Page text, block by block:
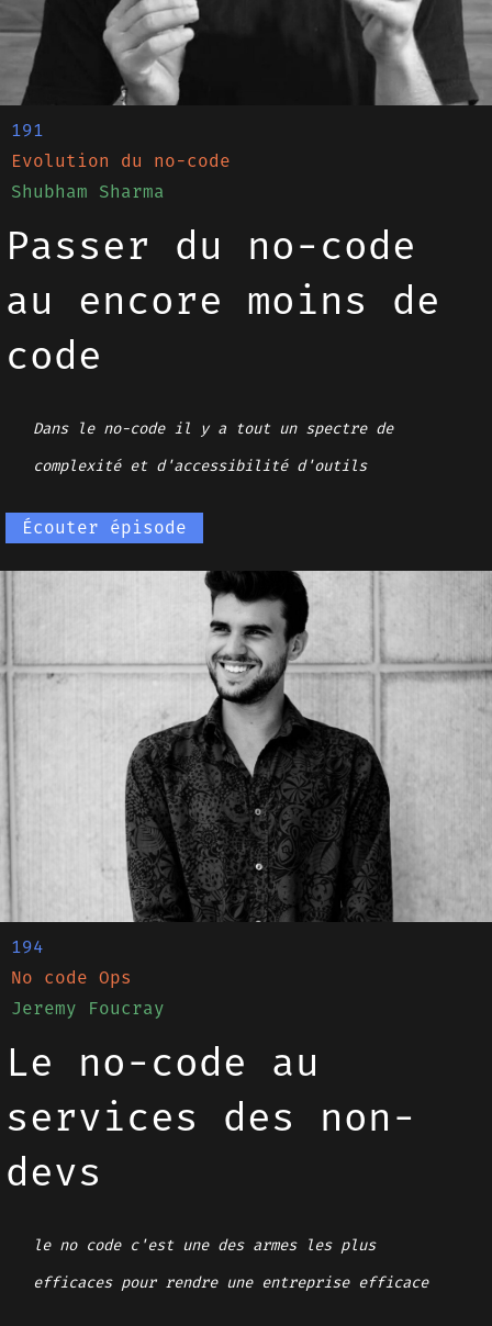
191
Evolution du no-code
Shubham Sharma
Passer du no-code
au encore moins de
code
Dans le no-code il y a tout un spectre de
complexité et d'accessibilité d'outils
Écouter épisode
194
No code Ops
Jeremy Foucray
Le no-code au
services des non-
devs
le no code c'est une des armes les plus
efficaces pour rendre une entreprise efficace